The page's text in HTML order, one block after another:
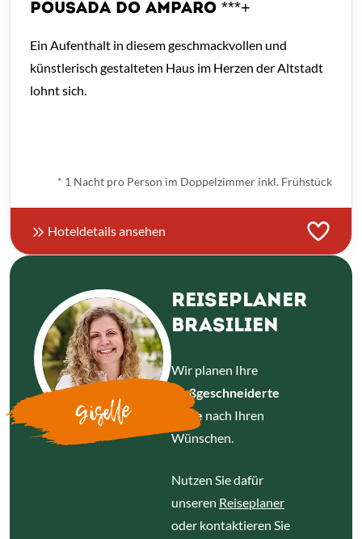
POUSADA DO AMPARO ***+
Ein Aufenthalt in diesem geschmackvollen und
künstlerisch gestalteten Haus im Herzen der Altstadt
lohnt sich.
* 1 Nacht pro Person im Doppelzimmer inkl. Frühstück
Hoteldetails ansehen
Giselle
REISEPLANER
BRASILIEN
Wir planen Ihre
maßgeschneiderte
Reise nach Ihren
Wünschen.
Nutzen Sie dafür
unseren Reiseplaner
oder kontaktieren Sie